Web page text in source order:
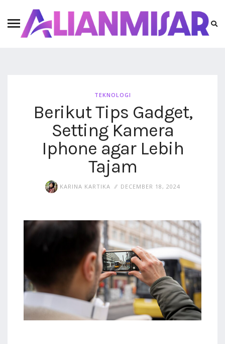
TEKNOLOGI
Berikut Tips Gadget,
Setting Kamera
Iphone agar Lebih
Tajam
KARINA KARTIKA DECEMBER 18, 2024